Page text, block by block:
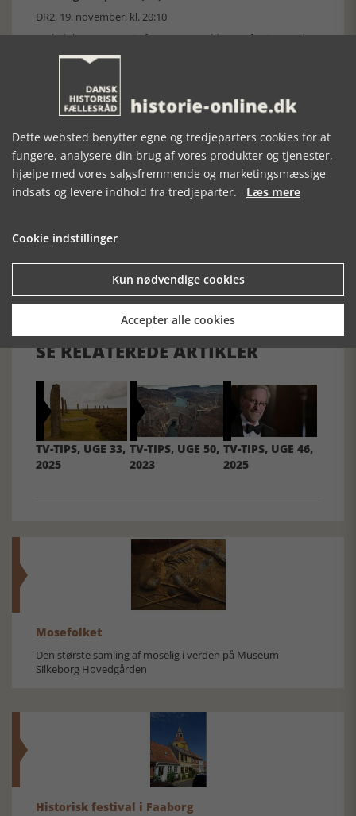
DR2, 19. november, kl. 20:10
Tysk dokumentarserie fra 2023. (A Cold War of Spies) Under
den kolde krig tager paranoiaen til. I en verden med
dobbeltagenter og spionnetværk kan man ikke stole på
bevidste om behovet for et vågent øje i det høje.
Spionflyvninger over fjendens luftrum er vigtige, men også
ingeniørkunsten, fysikvidenskaben og rumforskningen til
nye højder. Men hvad er prisen?
[Historie-online.dk, den 12. november 2024]
SE RELATEREDE ARTIKLER
TV-TIPS, UGE 33,
2025
TV-TIPS, UGE 50,
2023
TV-TIPS, UGE 46,
2025
Mosefolket
Den største samling af moselig i verden på Museum
Silkeborg Hovedgården
Historisk festival i Faaborg
Dette websted benytter egne og tredjeparters cookies for at
fungere, analysere din brug af vores produkter og tjenester,
hjælpe med vores salgsfremmende og marketingsmæssige
indsats og levere indhold fra tredjeparter. Læs mere
Cookie indstillinger
Kun nødvendige cookies
Accepter alle cookies